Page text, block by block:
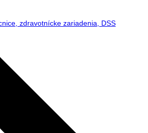
zdravotnícke zariadenia, DSS